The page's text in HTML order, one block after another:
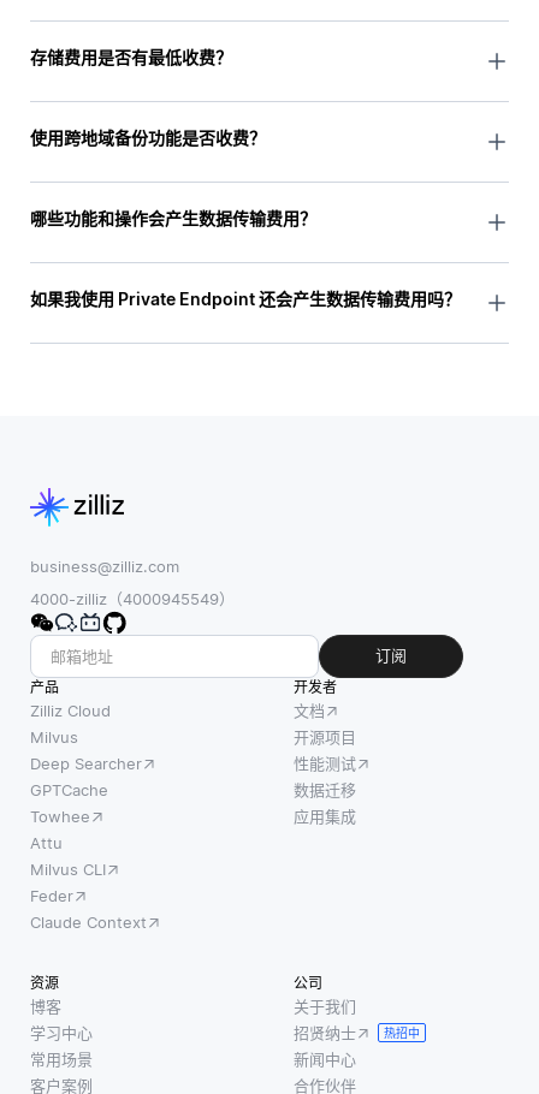
是的。只要您的集群数据、备份文件仍然保留，即使集群已
暂停，仍会收取存储费用。
存储费用是否有最低收费？
是的。
集群数据和 Volume 文件存储：最低收取 1 小时费用。即
1 小时计费。
备份存储：最低收取 1 天费用。即备份如果存储不满 1
使用跨地域备份功能是否收费？
是的。使用跨地域备份功能会收取存储和数据传输费用。详
情请参考跨地域备份。
哪些功能和操作会产生数据传输费用？
以下场景会产生数据传输费用：
Operations like 搜索/查询等操作
Rerank
如果我使用 Private Endpoint 还会产生数据传输费用吗？
如果您通过 Private Endpoint 进行 Search 或 Query 之类的
business@zilliz.com
4000-zilliz（4000945549）
订阅
产品
Zilliz Cloud
Milvus
Deep Searcher
GPTCache
Towhee
Attu
Milvus CLI
Feder
Claude Context
开发者
文档
开源项目
性能测试
数据迁移
应用集成
资源
博客
学习中心
常用场景
客户案例
公司
关于我们
招贤纳士
热招中
新闻中心
合作伙伴